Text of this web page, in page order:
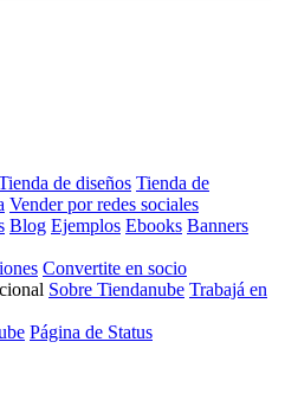
de diseños Tienda de
Vender por redes sociales
Blog Ejemplos Ebooks Banners
Convertite en socio
Sobre Tiendanube Trabajá en
Página de Status